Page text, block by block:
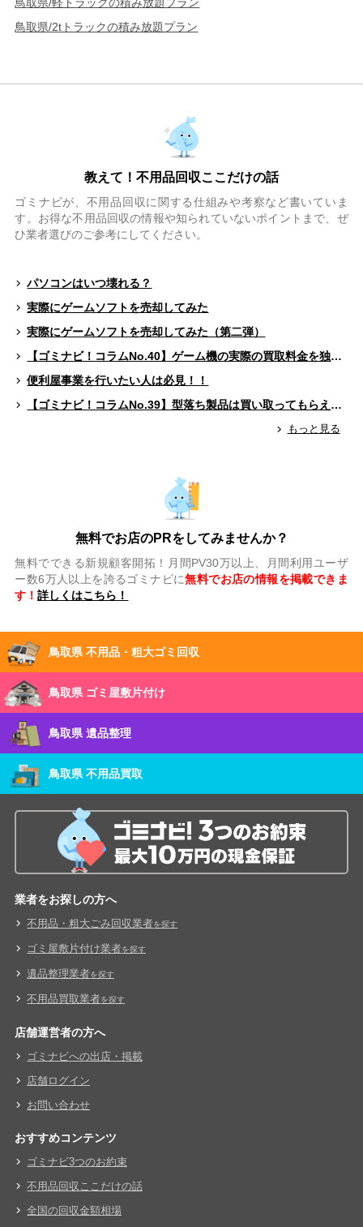
鳥取県/2tトラックの積み放題プラン
教えて！不用品回収ここだけの話
ゴミナビが、不用品回収に関する仕組みや考察など書いていま
す。お得な不用品回収の情報や知られていないポイントまで、ぜ
ひ業者選びのご参考にしてください。
パソコンはいつ壊れる？
実際にゲームソフトを売却してみた
実際にゲームソフトを売却してみた（第二弾）
【ゴミナビ！コラムNo.40】ゲーム機の実際の買取料金を独自調査！！
便利屋事業を行いたい人は必見！！
【ゴミナビ！コラムNo.39】型落ち製品は買い取ってもらえる？（ゲームソフト編）
もっと見る
無料でお店のPRをしてみませんか？
無料でできる新規顧客開拓！月間PV30万以上、月間利用ユーザ
ー数6万人以上を誇るゴミナビに無料でお店の情報を掲載できま
す！詳しくはこちら！
鳥取県 不用品・粗大ゴミ回収
鳥取県 ゴミ屋敷片付け
鳥取県 遺品整理
鳥取県 不用品買取
業者をお探しの方へ
不用品・粗大ごみ回収業者を探す
ゴミ屋敷片付け業者を探す
遺品整理業者を探す
不用品買取業者を探す
店舗運営者の方へ
ゴミナビへの出店・掲載
店舗ログイン
お問い合わせ
おすすめコンテンツ
ゴミナビ3つのお約束
不用品回収ここだけの話
全国の回収金額相場